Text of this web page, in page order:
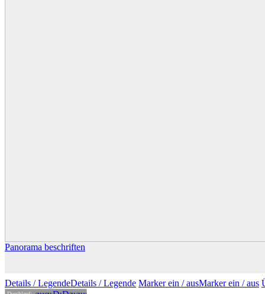
Panorama beschriften
Details / LegendeDetails /Legende Marker ein /ausMarkerein / aus